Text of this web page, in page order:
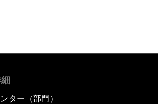
ター（部門）